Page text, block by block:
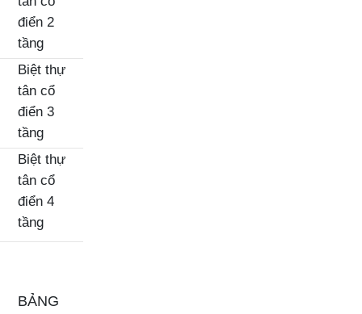
điển 2
tầng
Biệt thự
tân cổ
điển 3
tầng
Biệt thự
tân cổ
điển 4
tầng
BẢNG